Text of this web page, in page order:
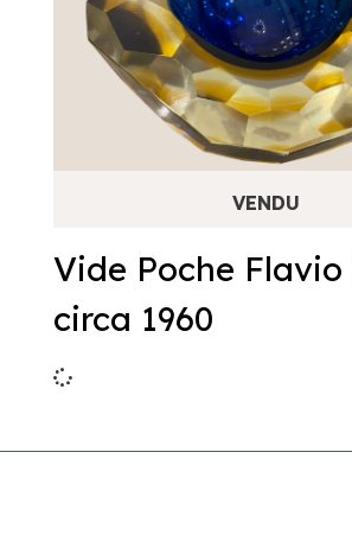
Vide Poche Flavio
circa 1960